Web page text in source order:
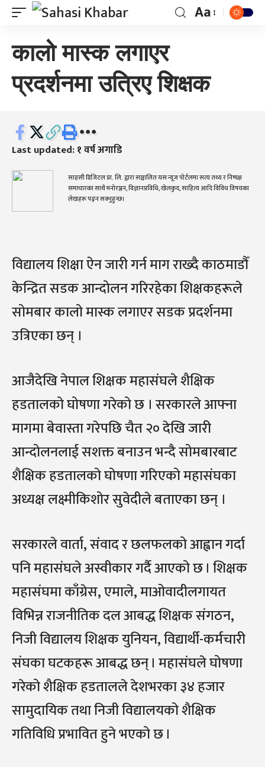
Aa
कालो मास्क लगाएर
प्रदर्शनमा उत्रिए शिक्षक
Last updated: १ वर्ष अगाडि
साहसी डिजिटल प्रा. लि. द्वारा सञ्चालित यस न्यूज पोर्टलमा सत्य तथ्य र निष्पक्ष
समाचारका साथै मनोरञ्जन, विज्ञानप्रविधि, खेलकुद, साहित्य आदि विविध विषयका
लेखहरू पढ्न सक्नुहुन्छ।
विद्यालय शिक्षा ऐन जारी गर्न माग राख्दै काठमाडौँ
केन्द्रित सडक आन्दोलन गरिरहेका शिक्षकहरूले
सोमबार कालो मास्क लगाएर सडक प्रदर्शनमा
उत्रिएका छन् ।
आजैदेखि नेपाल शिक्षक महासंघले शैक्षिक
हडतालको घोषणा गरेको छ । सरकारले आफ्ना
मागमा बेवास्ता गरेपछि चैत २० देखि जारी
आन्दोलनलाई सशक्त बनाउन भन्दै सोमबारबाट
शैक्षिक हडतालको घोषणा गरिएको महासंघका
अध्यक्ष लक्ष्मीकिशोर सुवेदीले बताएका छन् ।
सरकारले वार्ता, संवाद र छलफलको आह्वान गर्दा
पनि महासंघले अस्वीकार गर्दै आएको छ । शिक्षक
महासंघमा काँग्रेस, एमाले, माओवादीलगायत
विभिन्न राजनीतिक दल आबद्ध शिक्षक संगठन,
निजी विद्यालय शिक्षक युनियन, विद्यार्थी-कर्मचारी
संघका घटकहरू आबद्ध छन् । महासंघले घोषणा
गरेको शैक्षिक हडतालले देशभरका ३४ हजार
सामुदायिक तथा निजी विद्यालयको शैक्षिक
गतिविधि प्रभावित हुने भएको छ ।